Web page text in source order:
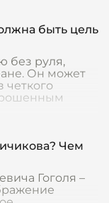
быть цель
без руля,
Он может
четкого
Чем
Гоголя –